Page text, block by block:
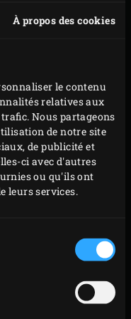
À propos des cookies
le contenu
relatives aux
Nous partageons
de notre site
de publicité et
ci avec d'autres
ou qu'ils ont
leurs services.
le couvercle de
minutes, jusqu’à
avec la crème dans
Épluchez
fines tranches avec
mandoline. Versez
de crème. Veillez à
recouverts
dans une passoire,
pour y conserver
les cubes de